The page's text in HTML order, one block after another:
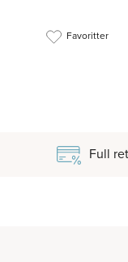
Favoritter
Full